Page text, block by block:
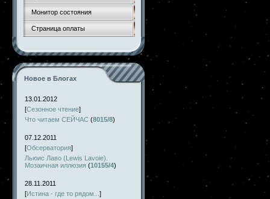
Монитор состояния
Страница оплаты
Новое в Блогах
13.01.2012
[Сезонное чтение]
Что читаем СЕЙЧАС (8015/8)
07.12.2011
[Обсерватория]
Льюис Лаво (Lewis Lavoie).
Мозаичная иллюзия (10155/4)
28.11.2011
[Истина - где то рядом... ]